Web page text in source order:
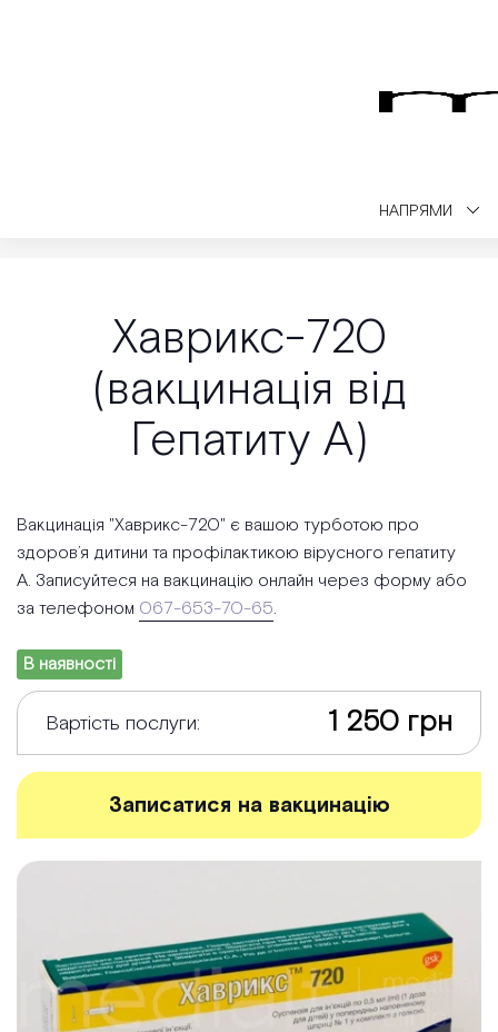
НАПРЯМИ
Хаврикс-720
(вакцинація від
Гепатиту А)
Вакцинація "Хаврикс-720" є вашою турботою про
здоров’я дитини та профілактикою вірусного гепатиту
А. Записуйтеся на вакцинацію онлайн через форму або
за телефоном 067-653-70-65.
В наявності
Вартість послуги: 1 250 грн
Записатися на вакцинацію